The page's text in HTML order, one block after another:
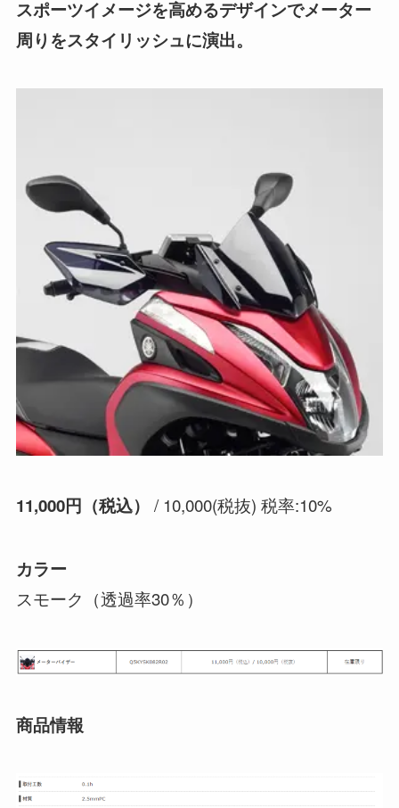
スポーツイメージを高めるデザインでメーター
周りをスタイリッシュに演出。
11,000円（税込） / 10,000(税抜) 税率:10%
カラー
スモーク（透過率30％）
商品情報